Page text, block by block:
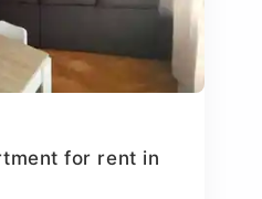
for rent in